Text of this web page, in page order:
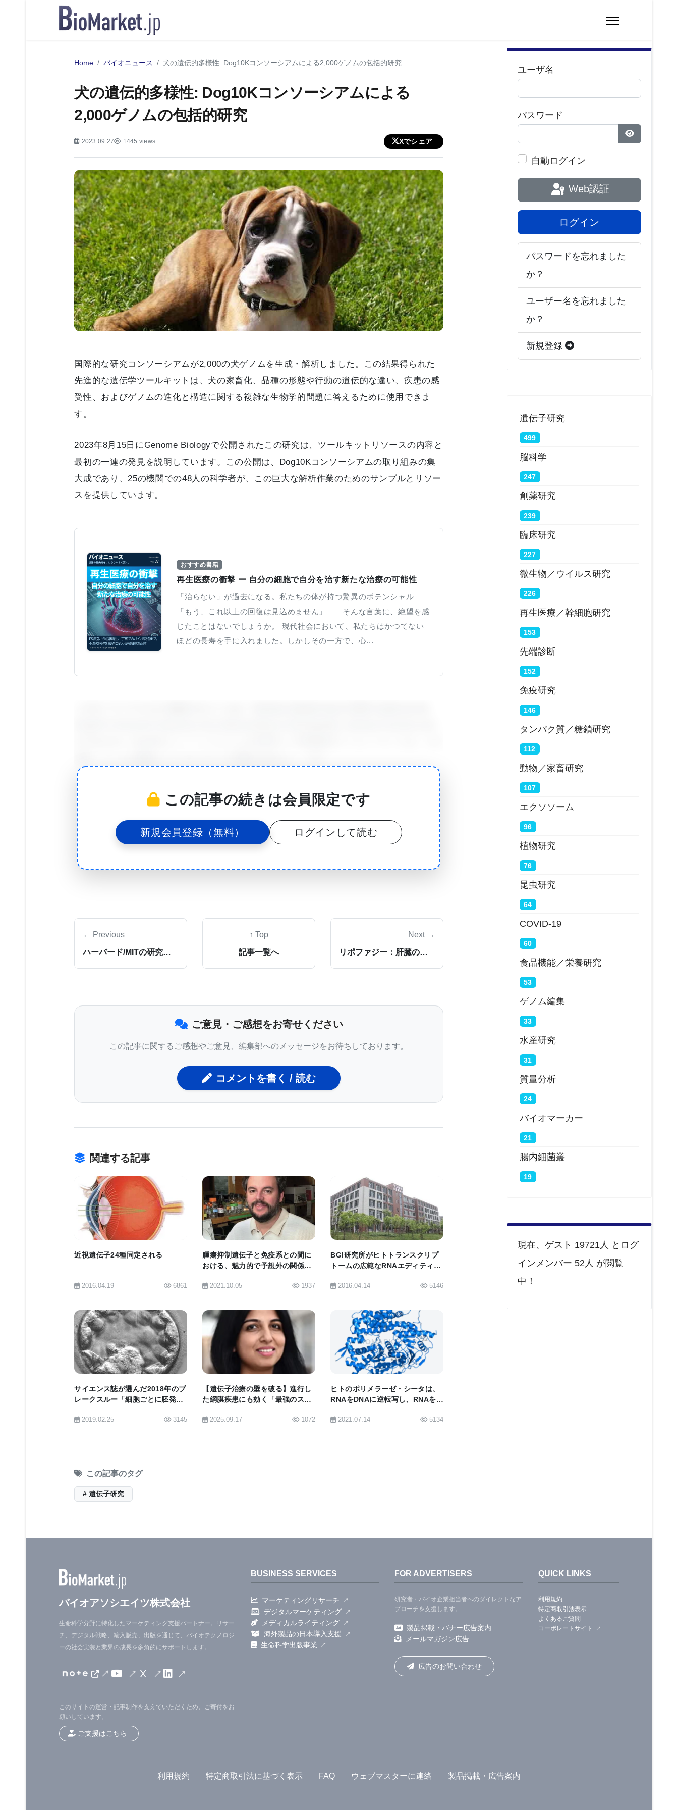
Home バイオニュース 犬の遺伝的多様性: Dog10Kコンソーシアムによる2,000ゲノムの包括的研究
犬の遺伝的多様性: Dog10Kコンソーシアムによる
2,000ゲノムの包括的研究
2023.09.27 1445 views Xでシェア
国際的な研究コンソーシアムが2,000の犬ゲノムを生成・解析しました。この結果得られた
先進的な遺伝学ツールキットは、犬の家畜化、品種の形態や行動の遺伝的な違い、疾患の感
受性、およびゲノムの進化と構造に関する複雑な生物学的問題に答えるために使用できま
す。
2023年8月15日にGenome Biologyで公開されたこの研究は、ツールキットリソースの内容と
最初の一連の発見を説明しています。この公開は、Dog10Kコンソーシアムの取り組みの集
大成であり、25の機関での48人の科学者が、この巨大な解析作業のためのサンプルとリソー
スを提供しています。
おすすめ書籍
再生医療の衝撃 ー 自分の細胞で自分を治す新たな治療の可能性
「治らない」が過去になる。私たちの体が持つ驚異のポテンシャル
「もう、これ以上の回復は見込めません」——そんな言葉に、絶望を感
じたことはないでしょうか。 現代社会において、私たちはかつてない
ほどの長寿を手に入れました。しかしその一方で、心...
Uppsala Universityの研究科学者であるジェニファー・メドウズ博士（Jennifer Meadows）
は、「全世界のコミュニティがアクセスでき、研究を迅速に翻訳するために使用できるリソ
ースを提供することが目的でした。これには犬とオオカミの共通の祖先の研究や、癌の臨床
治療などが含まれます。すべてのこれらの道は刺激的であり、すべてがDog10Kカタログの
恩恵を受けることができます」と述べています。
ミ、コヨーテの特定の集団から採取されました。
このデータに基づいて、チームは以下を開発しました：
プルを取ったすべての血統犬は疾患がなく、これはタンパク質の機能喪失を引き起こす変異
- 構造変異のカタログ。この変異のカテゴリーは、最小サイズが50塩基対であり、単一ヌク
レオチド変異よりもゲノムのより多くのスペースに影響を与えます。いくつかの構造変異は
タンパク質コード遺伝子に影響を与えることがわかりました。これは、その個体でのタンパ
- Dog10Kチームは、これらの単一ヌクレオチド変異と構造変異が、血統犬品種内外でどのよ
うに分布しているか、およびこれらの変異が潜在的な薬物治療の研究にどのように影響する
かを示しました。
- 公開データ処理パイプライン。異なる設定を使用してシーケンスデータをマッピングし、
Dog10Kコンソーシアムが使用したパイプラインはコミュニティに開かれているため、新し
- 単一ヌクレオチド変異からの推定パネル。推定は、研究者が直接測定しなかったサイトで
の変異を推論するプロセスです。Dog10Kチームは、推定パネルを使用することで、ジェノ
タイピングアレイ研究で一般的に使用される170,000の単一ヌクレオチドサイトを含むデー
タセットを最大8百万サイトまで拡張できることを示しました。これにより、研究者は貴重
なサンプルを再利用し、さらに多くのデータが必要な複雑な問題を再評価することができま
す。
「データの潜在能力の表面をかろうじて摘んだに過ぎない。」「犬、オオカミ、コヨーテに
力が犬科学コミュニティにどのように適用されるかを楽しみにしています。」と、メドウズ
博士は述べています。
このDog10Kコンソーシアムのフェーズは、National Institutes of Health（USA）、Chinese
およびSwedish Research Councilからの複数の助成金によってサポートされました。
メドウズ博士（Uppsala University）とジェフリー・キッド博士（University of Michigan）
が研究の共同主著者であり、Ya-Ping Zhang博士（Chinese Academy of Sciences、中国）
とElaine Ostrander博士（National Human Genome Research Institute [NIH]）が共同シニ
ア著者です。
[News release] [Genome Biology article
この記事の続きは会員限定です
新規会員登録（無料） ログインして読む
← Previous
ハーバード/MITの研究：細胞の相互作用が感染症との戦いを左右
↑ Top
記事一覧へ
Next →
リポファジー：肝臓の脂肪蓄積を動員する新しい発見
ご意見・ご感想をお寄せください
この記事に関するご感想やご意見、編集部へのメッセージをお待ちしております。
コメントを書く / 読む
関連する記事
BIOMARKET JP
近視遺伝子24種同定される
2016.04.19 6861
BIOMARKET JP
腫瘍抑制遺伝子と免疫系との間に
おける、魅力的で予想外の関係が
2021.10.05 1937
BIOMARKET JP
BGI研究所がヒトトランスクリプ
トームの広範なRNAエディティン
2016.04.14 5146
BIOMARKET JP
サイエンス誌が選んだ2018年のブ
レークスルー「細胞ごとに胚発生
の数学の進歩
2019.02.25 3145
BIOMARKET JP
【遺伝子治療の壁を破る】進行し
た網膜疾患にも効く「最強のスイ
2025.09.17 1072
BIOMARKET JP
ヒトのポリメラーゼ・シータは、
RNAをDNAに逆転写し、RNAを介
めて証明された
2021.07.14 5134
この記事のタグ
# 遺伝子研究
ユーザ名
パスワード
パスワード
自動ログイン
Web認証
ログイン
パスワードを忘れました
か？
ユーザー名を忘れました
か？
新規登録
遺伝子研究
499
脳科学
247
創薬研究
239
臨床研究
227
微生物／ウイルス研究
226
再生医療／幹細胞研究
153
先端診断
152
免疫研究
146
タンパク質／糖鎖研究
112
動物／家畜研究
107
エクソソーム
96
植物研究
76
昆虫研究
64
COVID-19
60
食品機能／栄養研究
53
ゲノム編集
33
水産研究
31
質量分析
24
バイオマーカー
21
腸内細菌叢
19
現在、ゲスト 19721人 とログ
インメンバー 52人 が閲覧
中！
バイオアソシエイツ株式会社
生命科学分野に特化したマーケティング支援パートナー。リサー
チ、デジタル戦略、輸入販売、出版を通じて、バイオテクノロジ
ーの社会実装と業界の成長を多角的にサポートします。
X
このサイトの運営・記事制作を支えていただくため、ご寄付をお
願いしています。
ご支援はこちら
BUSINESS SERVICES
マーケティングリサーチ
デジタルマーケティング
メディカルライティング
海外製品の日本導入支援
生命科学出版事業
FOR ADVERTISERS
研究者・バイオ企業担当者へのダイレクトなア
プローチを支援します。
製品掲載・バナー広告案内
メールマガジン広告
広告のお問い合わせ
QUICK LINKS
利用規約
特定商取引法表示
よくあるご質問
コーポレートサイト
利用規約 特定商取引法に基づく表示 FAQ ウェブマスターに連絡 製品掲載・広告案内